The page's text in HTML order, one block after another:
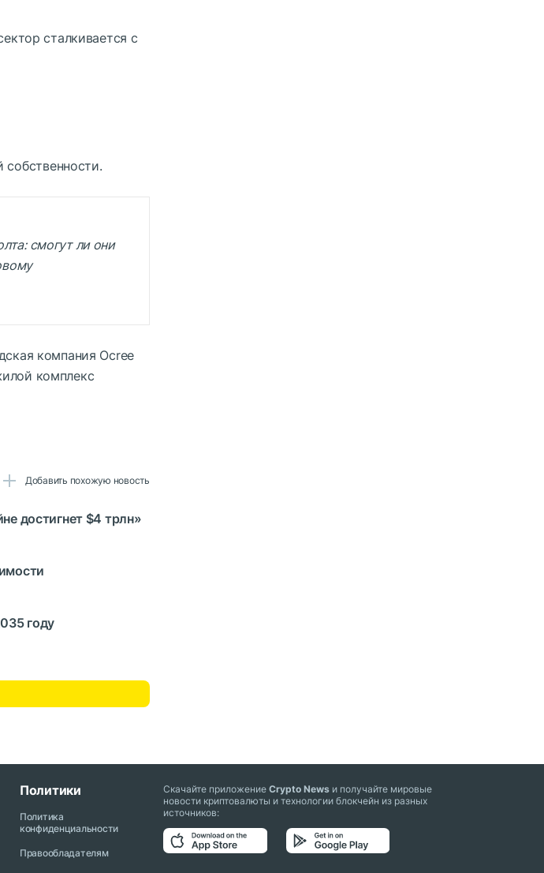
сталкивается с
смогут ли они
компания Ocree
комплекс
Добавить похожую новость
достигнет $4 трлн»
году
Политики
Политика
конфиденциальности
Правообладателям
Скачайте приложениеCrypto News и получайте мировые
новости криптовалюты и технологии блокчейн из разных
источников: